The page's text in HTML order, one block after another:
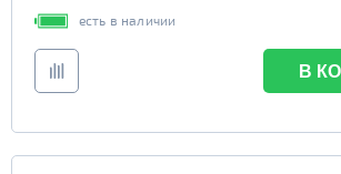
есть в наличии
В